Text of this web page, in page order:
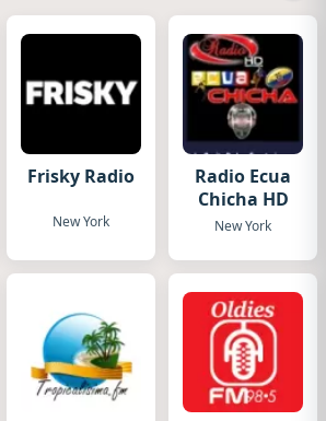
Frisky Radio
New York
Radio Ecua
Chicha HD
New York